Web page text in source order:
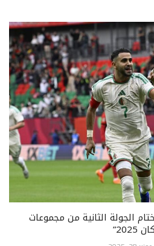
الجولة الثانية من مجموعات
2025”